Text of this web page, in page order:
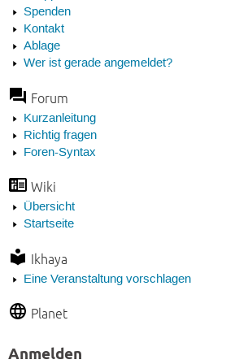
Spenden
Kontakt
Ablage
Wer ist gerade angemeldet?
Forum
Kurzanleitung
Richtig fragen
Foren-Syntax
Wiki
Übersicht
Startseite
Ikhaya
Eine Veranstaltung vorschlagen
Planet
Anmelden